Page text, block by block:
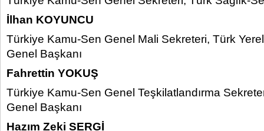
İlhan KOYUNCU
Türkiye Kamu-Sen Genel Mali Sekreteri, Türk
Genel Başkanı
Fahrettin YOKUŞ
Türkiye Kamu-Sen Genel Teşkilatlandırma
Genel Başkanı
Hazım Zeki SERGİ